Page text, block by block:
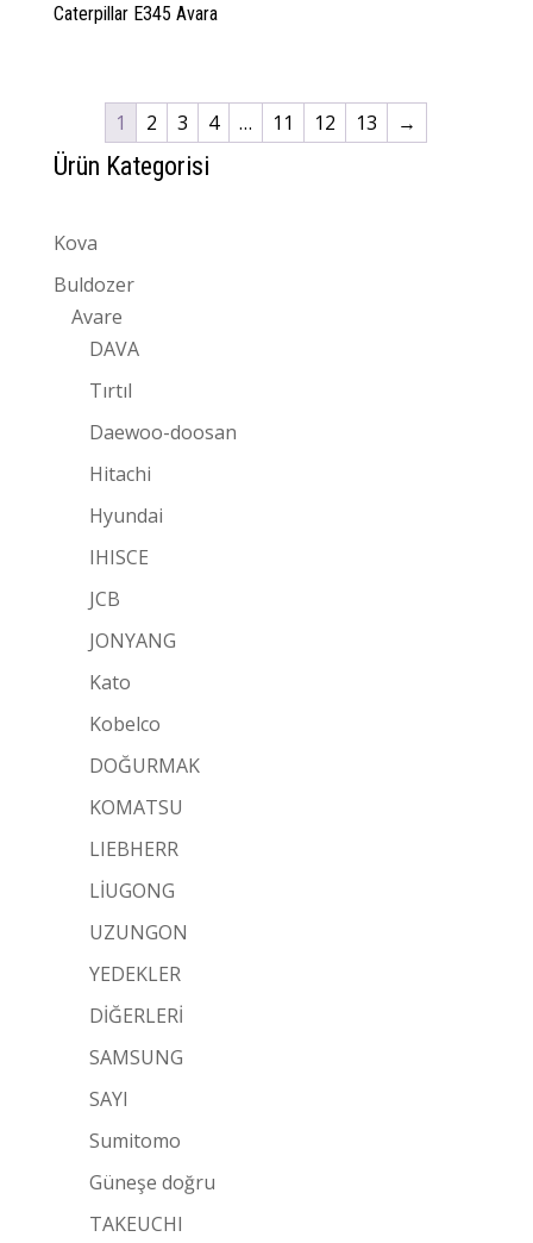
Caterpillar E345 Avara
1 2 3 4 … 11 12 13 →
Ürün Kategorisi
Kova
Buldozer
Avare
DAVA
Tırtıl
Daewoo-doosan
Hitachi
Hyundai
IHISCE
JCB
JONYANG
Kato
Kobelco
DOĞURMAK
KOMATSU
LIEBHERR
LİUGONG
UZUNGON
YEDEKLER
DİĞERLERİ
SAMSUNG
SAYI
Sumitomo
Güneşe doğru
TAKEUCHI